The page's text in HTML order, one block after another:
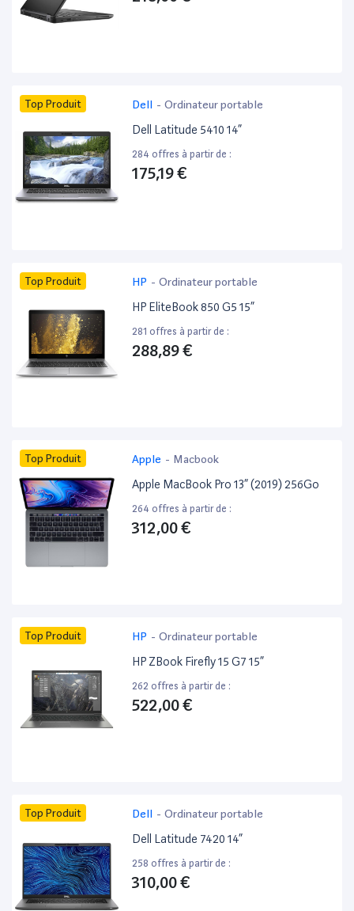
Top Produit Dell - Ordinateur portable
Dell Latitude 5410 14”
284 offres à partir de :
175,19 €
Top Produit HP - Ordinateur portable
HP EliteBook 850 G5 15”
281 offres à partir de :
288,89 €
Top Produit Apple - Macbook
Apple MacBook Pro 13” (2019) 256Go
264 offres à partir de :
312,00 €
Top Produit HP - Ordinateur portable
HP ZBook Firefly 15 G7 15”
262 offres à partir de :
522,00 €
Top Produit Dell - Ordinateur portable
Dell Latitude 7420 14”
258 offres à partir de :
310,00 €